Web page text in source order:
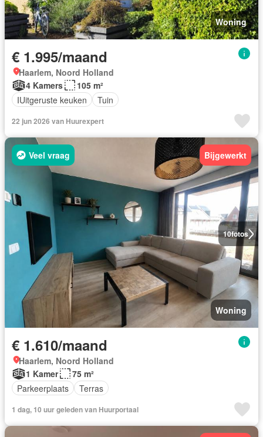
Woning
€ 1.995/maand
Haarlem, Noord Holland
4 Kamers
105 m²
IUitgeruste keuken
Tuin
22 jun 2026 van Huurexpert
10fotos
Veel vraag Bijgewerkt
Woning
€ 1.610/maand
Haarlem, Noord Holland
1 Kamer
75 m²
Parkeerplaats
Terras
1 dag, 10 uur geleden van Huurportaal